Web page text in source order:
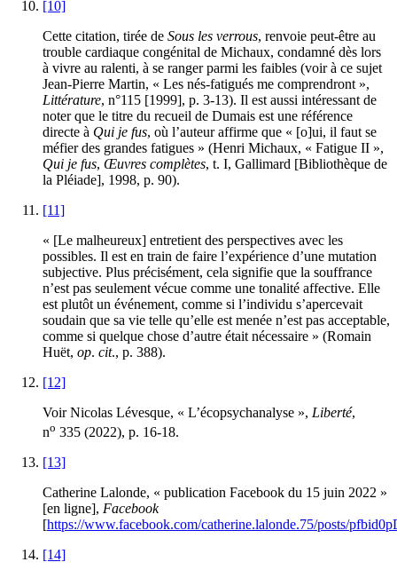
[10]
Cette citation, tirée de Sous les verrous, renvoie peut-être au
trouble cardiaque congénital de Michaux, condamné dès lors
à vivre au ralenti, à se ranger parmi les faibles (voir à ce sujet
Jean-Pierre Martin, « Les nés-fatigués me comprendront »,
Littérature, n°115 [1999], p. 3-13). Il est aussi intéressant de
noter que le titre du recueil de Dumais est une référence
directe à Qui je fus, où l’auteur affirme que « [o]ui, il faut se
méfier des grandes fatigues » (Henri Michaux, « Fatigue II »,
Qui je fus, Œuvres complètes, t. I, Gallimard [Bibliothèque de
la Pléiade], 1998, p. 90).
[11]
« [Le malheureux] entretient des perspectives avec les
possibles. Il est en train de faire l’expérience d’une mutation
subjective. Plus précisément, cela signifie que la souffrance
n’est pas seulement vécue comme une tonalité affective. Elle
est plutôt un événement, comme si l’individu s’apercevait
soudain que sa vie telle qu’elle est menée n’est pas acceptable,
comme si quelque chose d’autre était nécessaire » (Romain
Huët, op. cit., p. 388).
[12]
Voir Nicolas Lévesque, « L’écopsychanalyse », Liberté,
no 335 (2022), p. 16-18.
[13]
Catherine Lalonde, « publication Facebook du 15 juin 2022 »
[en ligne], Facebook
[https://www.facebook.com/catherine.lalonde.75/posts/
[14]